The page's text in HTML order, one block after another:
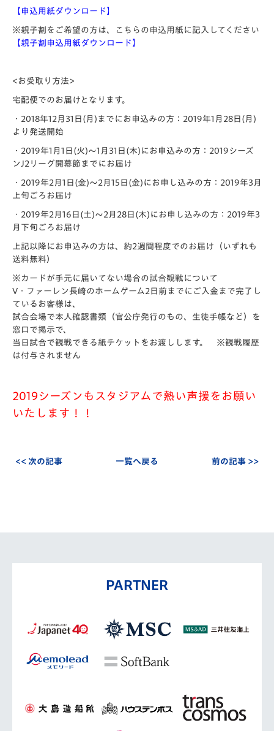
【申込用紙ダウンロード】
※親子割をご希望の方は、こちらの申込用紙に記入してください
【親子割申込用紙ダウンロード】
< お受取り方法>
宅配便でのお届けとなります。
・2018年12月31日(月)までにお申込みの方：2019年1月28日(月)
より発送開始
・2019年1月1日(火)～1月31日(木)にお申込みの方：2019シーズ
ンJ2リーグ開幕節までにお届け
・2019年2月1日(金)～2月15日(金)にお申し込みの方：2019年3月
上旬ごろお届け
・2019年2月16日(土)～2月28日(木)にお申し込みの方：2019年3
月下旬ごろお届け
上記以降にお申込みの方は、約2週間程度でのお届け（いずれも
送料無料）
※カードが手元に届いてない場合の試合観戦について
V・ファーレン長崎のホームゲーム2日前までにご入金まで完了し
ているお客様は、
試合会場で本人確認書類（官公庁発行のもの、生徒手帳など）を
窓口で掲示で、
当日試合で観戦できる紙チケットをお渡しします。 ※観戦履歴
は付与されません
2019シーズンもスタジアムで熱い声援をお願い
いたします！！
<< 次の記事 一覧へ戻る 前の記事 >>
PARTNER